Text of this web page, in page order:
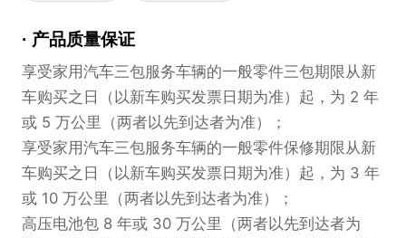
产品质量保证
享受家用汽车三包服务车辆的一般零件三包期限从新
车购买之日（以新车购买发票日期为准）起，为 2 年
或 5 万公里（两者以先到达者为准）；
享受家用汽车三包服务车辆的一般零件保修期限从新
车购买之日（以新车购买发票日期为准）起，为 3 年
或 10 万公里（两者以先到达者为准）；
高压电池包 8 年或 30 万公里（两者以先到达者为